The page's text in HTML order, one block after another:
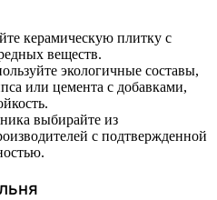
керамическую плитку с
веществ.
экологичные составы,
или цемента с добавками,
выбирайте из
с подтвержденной